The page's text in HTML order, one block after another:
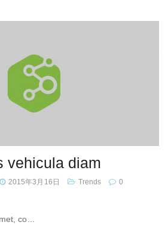
vehicula diam
2015年3月16日 Trends
0
co...